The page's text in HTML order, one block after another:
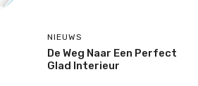
NIEUWS
De Weg Naar Een Perfect
Glad Interieur